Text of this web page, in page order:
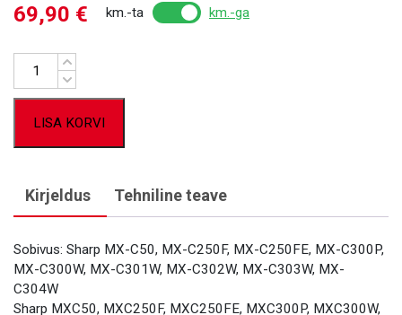
69,90 € km.-ta km.-ga
Kogus
LISA KORVI
Kirjeldus Tehniline teave
Sobivus: Sharp MX-C50, MX-C250F, MX-C250FE, MX-C300P,
MX-C300W, MX-C301W, MX-C302W, MX-C303W, MX-
C304W
Sharp MXC50, MXC250F, MXC250FE, MXC300P, MXC300W,